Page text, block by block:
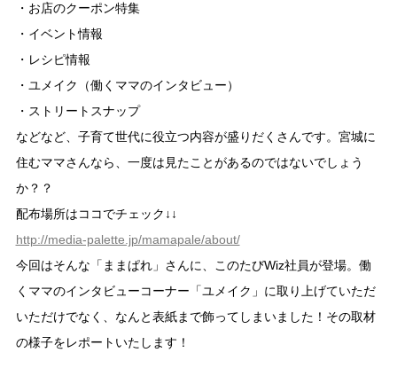
・お店のクーポン特集
・イベント情報
・レシピ情報
・ユメイク（働くママのインタビュー）
・ストリートスナップ
などなど、子育て世代に役立つ内容が盛りだくさんです。宮城に
住むママさんなら、一度は見たことがあるのではないでしょう
か？？
配布場所はココでチェック↓↓
http://media-palette.jp/mamapale/about/
今回はそんな「ままぱれ」さんに、このたびWiz社員が登場。働
くママのインタビューコーナー「ユメイク」に取り上げていただ
いただけでなく、なんと表紙まで飾ってしまいました！その取材
の様子をレポートいたします！